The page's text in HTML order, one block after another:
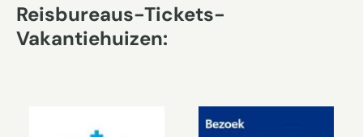
Reisbureaus-Tickets-
Vakantiehuizen: